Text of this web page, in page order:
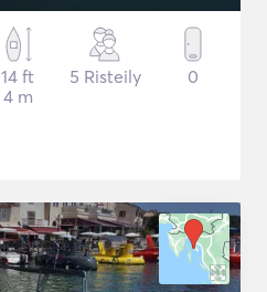
14 ft
4 m
5 Risteily 0